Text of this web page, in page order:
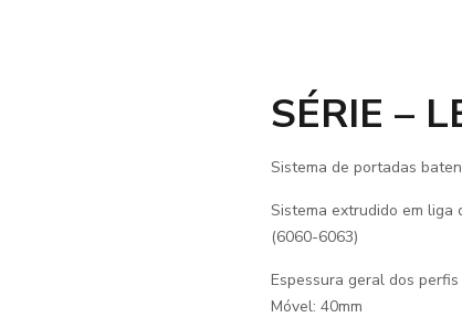
SÉRIE –
Sistema de portadas
Sistema extrudido em liga
(6060-6063)
Espessura geral dos
Móvel: 40mm